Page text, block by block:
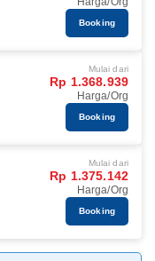
Booking
Mulai dari
Rp 1.368.939
Harga/Org
Booking
Mulai dari
Rp 1.375.142
Harga/Org
Booking